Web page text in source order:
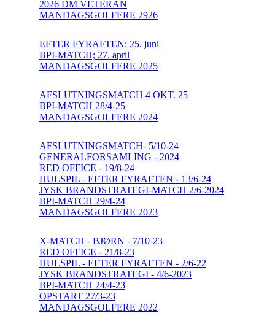
2026 DM VETERAN
MANDAGSGOLFERE 2926
EFTER FYRAFTEN: 25. juni
BPI-MATCH; 27. april
MANDAGSGOLFERE 2025
AFSLUTNINGSMATCH 4 OKT. 25
BPI-MATCH 28/4-25
MANDAGSGOLFERE 2024
AFSLUTNINGSMATCH- 5/10-24
GENERALFORSAMLING - 2024
RED OFFICE - 19/8-24
HULSPIL - EFTER FYRAFTEN - 13/6-24
JYSK BRANDSTRATEGI-MATCH 2/6-2024
BPI-MATCH 29/4-24
MANDAGSGOLFERE 2023
X-MATCH - BJØRN - 7/10-23
RED OFFICE - 21/8-23
HULSPIL - EFTER FYRAFTEN - 2/6-22
JYSK BRANDSTRATEGI - 4/6-2023
BPI-MATCH 24/4-23
OPSTART 27/3-23
MANDAGSGOLFERE 2022